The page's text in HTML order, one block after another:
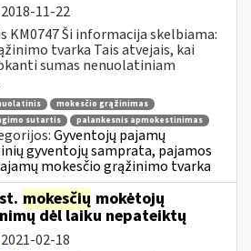
2018-11-22
KM0747 Ši informacija skelbiama:
tvarka Tais atvejais, kai
sumas nenuolatiniam
mokesčio grąžinimas
sutartis
palankesnis apmokestinimas
Gyventojų pajamų
gyventojų samprata, pajamos
mokesčio grąžinimo tvarka
mokesčių mokėtojų
dėl laiku nepateiktų
2021-02-18